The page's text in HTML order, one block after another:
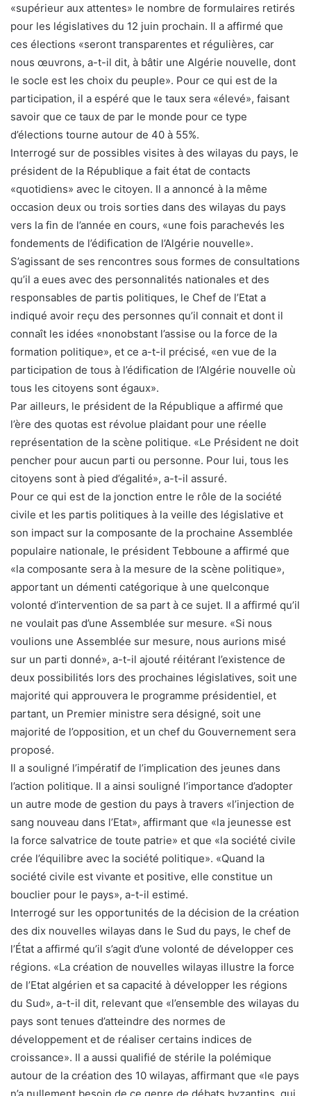
«supérieur aux attentes» le nombre de formulaires retirés
pour les législatives du 12 juin prochain. Il a affirmé que
ces élections «seront transparentes et régulières, car
nous œuvrons, a-t-il dit, à bâtir une Algérie nouvelle, dont
le socle est les choix du peuple». Pour ce qui est de la
participation, il a espéré que le taux sera «élevé», faisant
savoir que ce taux de par le monde pour ce type
d’élections tourne autour de 40 à 55%.
Interrogé sur de possibles visites à des wilayas du pays, le
président de la République a fait état de contacts
«quotidiens» avec le citoyen. Il a annoncé à la même
occasion deux ou trois sorties dans des wilayas du pays
vers la fin de l’année en cours, «une fois parachevés les
fondements de l’édification de l’Algérie nouvelle».
S’agissant de ses rencontres sous formes de consultations
qu’il a eues avec des personnalités nationales et des
responsables de partis politiques, le Chef de l’Etat a
indiqué avoir reçu des personnes qu’il connait et dont il
connaît les idées «nonobstant l’assise ou la force de la
formation politique», et ce a-t-il précisé, «en vue de la
participation de tous à l’édification de l’Algérie nouvelle où
tous les citoyens sont égaux».
Par ailleurs, le président de la République a affirmé que
l’ère des quotas est révolue plaidant pour une réelle
représentation de la scène politique. «Le Président ne doit
pencher pour aucun parti ou personne. Pour lui, tous les
citoyens sont à pied d’égalité», a-t-il assuré.
Pour ce qui est de la jonction entre le rôle de la société
civile et les partis politiques à la veille des législative et
son impact sur la composante de la prochaine Assemblée
populaire nationale, le président Tebboune a affirmé que
«la composante sera à la mesure de la scène politique»,
apportant un démenti catégorique à une quelconque
volonté d’intervention de sa part à ce sujet. Il a affirmé qu’il
ne voulait pas d’une Assemblée sur mesure. «Si nous
voulions une Assemblée sur mesure, nous aurions misé
sur un parti donné», a-t-il ajouté réitérant l’existence de
deux possibilités lors des prochaines législatives, soit une
majorité qui approuvera le programme présidentiel, et
partant, un Premier ministre sera désigné, soit une
majorité de l’opposition, et un chef du Gouvernement sera
proposé.
Il a souligné l’impératif de l’implication des jeunes dans
l’action politique. Il a ainsi souligné l’importance d’adopter
un autre mode de gestion du pays à travers «l’injection de
sang nouveau dans l’Etat», affirmant que «la jeunesse est
la force salvatrice de toute patrie» et que «la société civile
crée l’équilibre avec la société politique». «Quand la
société civile est vivante et positive, elle constitue un
bouclier pour le pays», a-t-il estimé.
Interrogé sur les opportunités de la décision de la création
des dix nouvelles wilayas dans le Sud du pays, le chef de
l’État a affirmé qu’il s’agit d’une volonté de développer ces
régions. «La création de nouvelles wilayas illustre la force
de l’Etat algérien et sa capacité à développer les régions
du Sud», a-t-il dit, relevant que «l’ensemble des wilayas du
pays sont tenues d’atteindre des normes de
développement et de réaliser certains indices de
croissance». Il a aussi qualifié de stérile la polémique
autour de la création des 10 wilayas, affirmant que «le pays
n’a nullement besoin de ce genre de débats byzantins, qui